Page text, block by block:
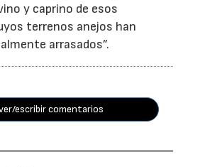
y caprino de esos
terrenos anejos han
arrasados”.
escribir comentarios